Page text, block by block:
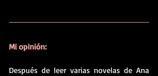
Mi opinión:
Después de leer varias novelas de Ana